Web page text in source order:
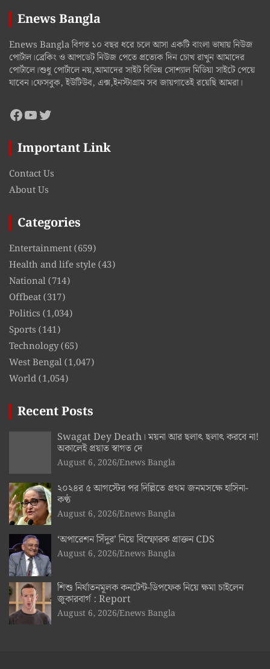
Enews Bangla
Enews Bangla বিগত ১০ বছর ধরে চলে আসা একটি বাংলা ভাষায় নিউজ
পোর্টাল।ব্রেকিং ও আপডেট নিউজ পেতে প্রত্যেক দিন চোখ রাখুন আমাদের
পোর্টালে।শুধু পোর্টালে নয়,আমাদের সাইট বিভিন্ন সোশ্যাল মিডিয়া সাইটে পেয়ে
যাবেন।ফেসবুক, ইউটিউব, এক্স,ইনস্টাগ্রাম সব জায়গাতেই রয়েছি আমরা।
Facebook
YouTube
Twitter
Important Link
Contact Us
About Us
Categories
Entertainment(659)
Health and life style(43)
National(714)
Offbeat(317)
Politics (1,034)
Sports (141)
Technology(65)
West Bengal(1,047)
World(1,054)
Recent Posts
Swagat Dey Death। ময়না আর ছলাৎ ছলাৎ করবে না!
অকালেই প্রয়াত স্বাগত দে
August 6, 2026 Enews Bangla
২০২৪র ৫ আগস্টের পর দিল্লিতে প্রথম জনমসক্ষে হাসিনা-
কণ্ঠ
August 6, 2026 Enews Bangla
‘অপারেশন সিঁদুর’ নিয়ে বিস্ফোরক প্রাক্তন CDS
August 6, 2026 Enews Bangla
শিশু নির্যাতনমূলক কনটেন্ট-ডিপফেক নিয়ে ক্ষমা চাইলেন
জুকারবার্গ : Report
August 6, 2026 Enews Bangla